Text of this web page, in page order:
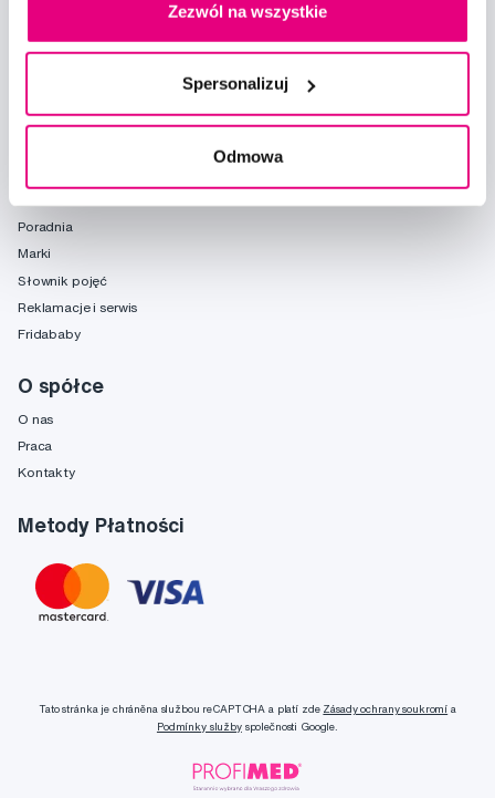
Zezwól na wszystkie
Spersonalizuj
Odmowa
Ochrona danych osobowych
Warto spróbować
Poradnia
Marki
Słownik pojęć
Reklamacje i serwis
Fridababy
O spółce
O nas
Praca
Kontakty
Metody Płatności
Tato stránka je chráněna službou reCAPTCHA a platí zde Zásady ochrany soukromí a
Podmínky službyspolečnosti Google.